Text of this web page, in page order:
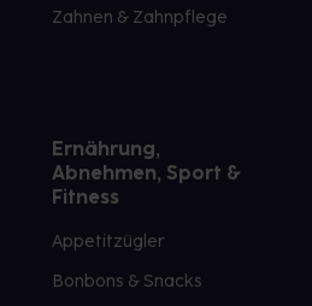
Zahnen & Zahnpflege
Ernährung,
Abnehmen, Sport &
Fitness
Appetitzügler
Bonbons & Snacks